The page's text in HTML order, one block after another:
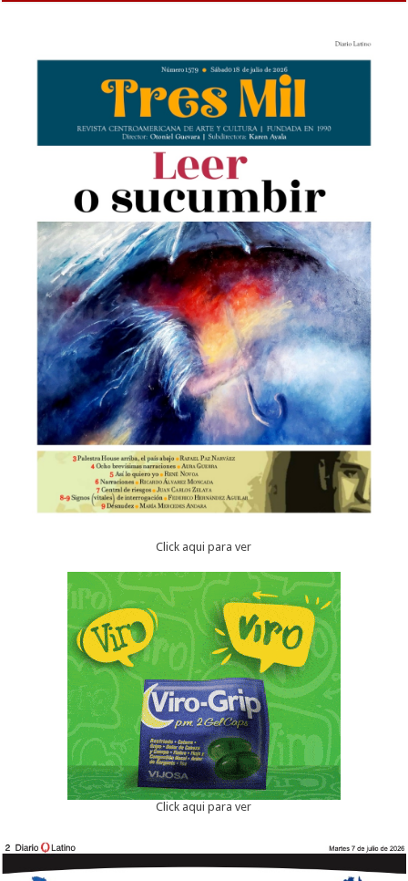
Click aqui para ver
Click aqui para ver